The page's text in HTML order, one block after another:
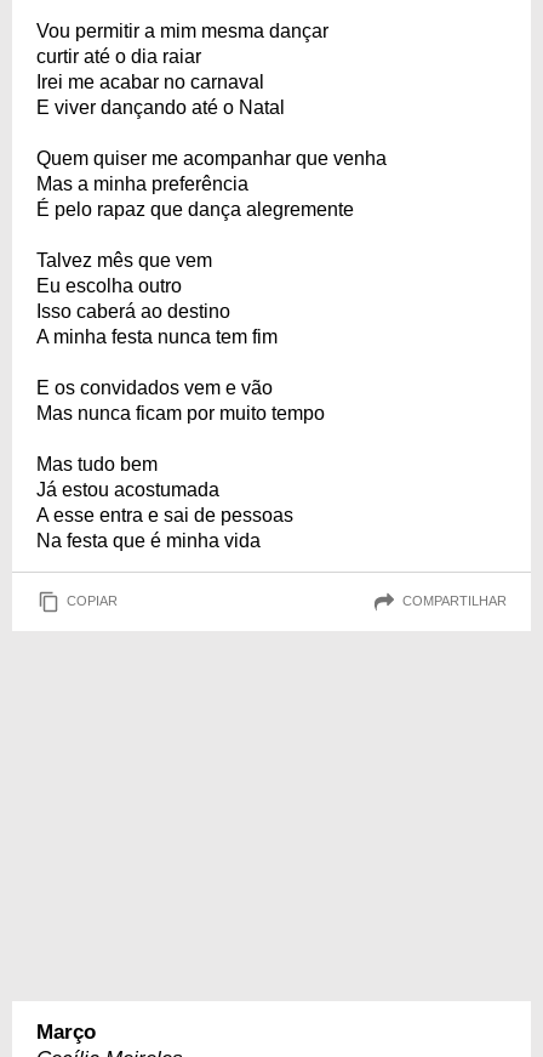
Vou permitir a mim mesma dançar
curtir até o dia raiar
Irei me acabar no carnaval
E viver dançando até o Natal
Quem quiser me acompanhar que venha
Mas a minha preferência
É pelo rapaz que dança alegremente
Talvez mês que vem
Eu escolha outro
Isso caberá ao destino
A minha festa nunca tem fim
E os convidados vem e vão
Mas nunca ficam por muito tempo
Mas tudo bem
Já estou acostumada
A esse entra e sai de pessoas
Na festa que é minha vida
COPIAR COMPARTILHAR
Março